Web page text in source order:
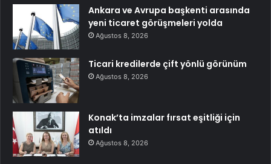
Ankara ve Avrupa başkenti arasında
yeni ticaret görüşmeleri yolda
Ağustos 8, 2026
Ticari kredilerde çift yönlü görünüm
Ağustos 8, 2026
Konak’ta imzalar fırsat eşitliği için
atıldı
Ağustos 8, 2026